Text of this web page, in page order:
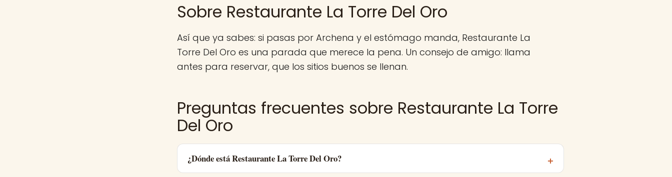
Sobre Restaurante La Torre Del Oro
Así que ya sabes: si pasas por Archena y el estómago manda, Restaurante La
Torre Del Oro es una parada que merece la pena. Un consejo de amigo: llama
antes para reservar, que los sitios buenos se llenan.
Preguntas frecuentes sobre Restaurante La Torre
Del Oro
¿Dónde está Restaurante La Torre Del Oro?